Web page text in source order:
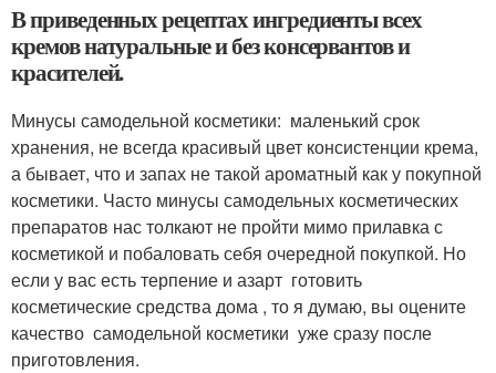
В приведенных рецептах ингредиенты всех
кремов натуральные и без консервантов и
красителей.
Минусы самодельной косметики: маленький срок
хранения, не всегда красивый цвет консистенции крема,
а бывает, что и запах не такой ароматный как у покупной
косметики. Часто минусы самодельных косметических
препаратов нас толкают не пройти мимо прилавка с
косметикой и побаловать себя очередной покупкой. Но
если у вас есть терпение и азарт готовить
косметические средства дома , то я думаю, вы оцените
качество самодельной косметики уже сразу после
приготовления.